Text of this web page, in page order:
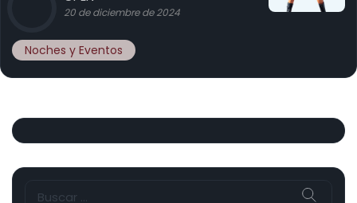
20 de diciembre de 2024
Noches y Eventos